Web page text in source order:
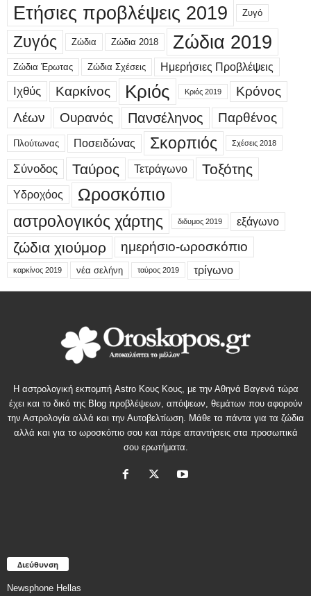
Ετήσιες προβλέψεις 2019 Ζυγό
Ζυγός Ζώδια Ζώδια 2018 Ζώδια 2019
Ζώδια Έρωτας Ζώδια Σχέσεις Ημερήσιες Προβλέψεις
Ιχθύς Καρκίνος Κριός Κριός 2019
Κρόνος
Λέων
Ουρανός Πανσέληνος Παρθένος
Πλούτωνας Ποσειδώνας Σκορπιός Σχέσεις 2018
Σύνοδος Ταύρος Τετράγωνο Τοξότης
Υδροχόος Ωροσκόπιο
αστρολογικός χάρτης διδυμος 2019 εξάγωνο
ζώδια χιούμορ ημερήσιο-ωροσκόπιο
καρκίνος 2019 νέα σελήνη ταύρος 2019 τρίγωνο
Η αστρολογική εκπομπή Astro Κους Κους, με την Αθηνά Βαγενά τώρα
έχει και το δικό της Blog προβλέψεων, απόψεων, θεμάτων που αφορούν
την Αστρολογία αλλά και την Αυτοβελτίωση. Μάθε τα πάντα για τα ζώδια
αλλά και για το ωροσκόπιο σου και πάρε απαντήσεις στα προσωπικά
σου ερωτήματα.
Διεύθυνση
Newsphone Hellas